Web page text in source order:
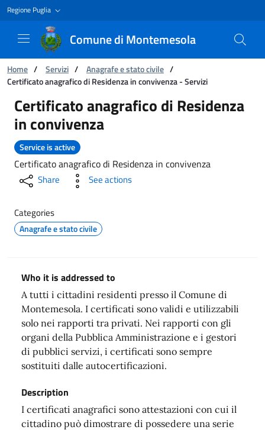
Regione Puglia
Comune di Montemesola
You are:
Home / Servizi / Anagrafe e stato civile /
Certificato anagrafico di Residenza in convivenza - Servizi
Certificato anagrafico di Residenza in
Certificato anagrafico di Residenza
in convivenza
Service is active
Certificato anagrafico di Residenza in convivenza
Share See actions
Categories
Anagrafe e stato civile
Who it is addressed to
A tutti i cittadini residenti presso il Comune di
Montemesola. I certificati sono validi e utilizzabili
solo nei rapporti tra privati. Nei rapporti con gli
organi della Pubblica Amministrazione e i gestori
di pubblici servizi, i certificati sono sempre
sostituiti dalle autocertificazioni.
Description
I certificati anagrafici sono attestazioni con cui il
cittadino può dimostrare di possedere una serie